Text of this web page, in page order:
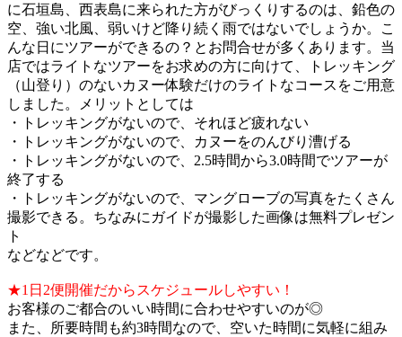
に石垣島、西表島に来られた方がびっくりするのは、鉛色の
空、強い北風、弱いけど降り続く雨ではないでしょうか。こ
んな日にツアーができるの？とお問合せが多くあります。当
店ではライトなツアーをお求めの方に向けて、トレッキング
（山登り）のないカヌー体験だけのライトなコースをご用意
しました。メリットとしては
・トレッキングがないので、それほど疲れない
・トレッキングがないので、カヌーをのんびり漕げる
・トレッキングがないので、2.5時間から3.0時間でツアーが
終了する
・トレッキングがないので、マングローブの写真をたくさん
撮影できる。ちなみにガイドが撮影した画像は無料プレゼン
ト
などなどです。
★1日2便開催だからスケジュールしやすい！
お客様のご都合のいい時間に合わせやすいのが◎
また、所要時間も約3時間なので、空いた時間に気軽に組み